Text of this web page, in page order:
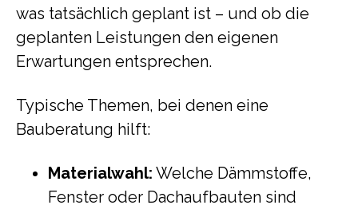
was tatsächlich geplant ist – und ob die
geplanten Leistungen den eigenen
Erwartungen entsprechen.
Typische Themen, bei denen eine
Bauberatung hilft:
Materialwahl: Welche Dämmstoffe,
Fenster oder Dachaufbauten sind